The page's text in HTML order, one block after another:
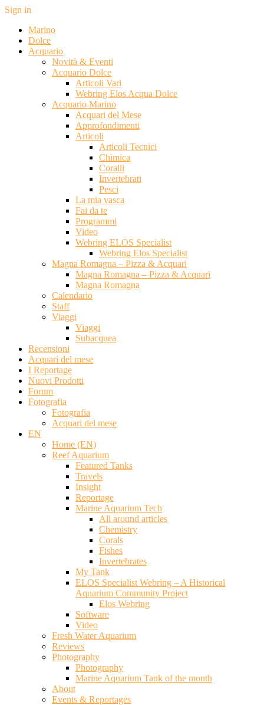
Sign in
Marino
Dolce
Acquario
Novità & Eventi
Acquario Dolce
Articoli Vari
Webring Elos Acqua Dolce
Acquario Marino
Acquari del Mese
Approfondimenti
Articoli
Articoli Tecnici
Chimica
Coralli
Invertebrati
Pesci
La mia vasca
Fai da te
Programmi
Video
Webring ELOS Specialist
Webring Elos Specialist
Magna Romagna – Pizza & Acquari
Magna Romagna – Pizza & Acquari
Magna Romagna
Calendario
Staff
Viaggi
Viaggi
Subacquea
Recensioni
Acquari del mese
I Reportage
Nuovi Prodotti
Forum
Fotografia
Fotografia
Acquari del mese
EN
Home (EN)
Reef Aquarium
Featured Tanks
Travels
Insight
Reportage
Marine Aquarium Tech
All around articles
Chemistry
Corals
Fishes
Invertebrates
My Tank
ELOS Specialist Webring – A Historical
Aquarium Community Project
Elos Webring
Software
Video
Fresh Water Aquarium
Reviews
Photography
Photography
Marine Aquarium Tank of the month
About
Events & Reportages